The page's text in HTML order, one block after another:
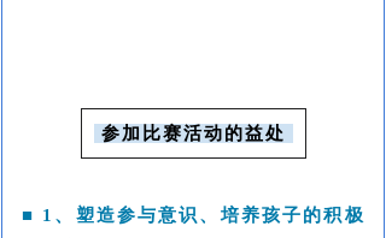
参加比赛活动的益处
■ 1、塑造参与意识、培养孩子的积极